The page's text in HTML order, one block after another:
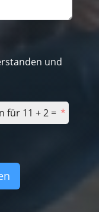
und
für 11 + 2 =